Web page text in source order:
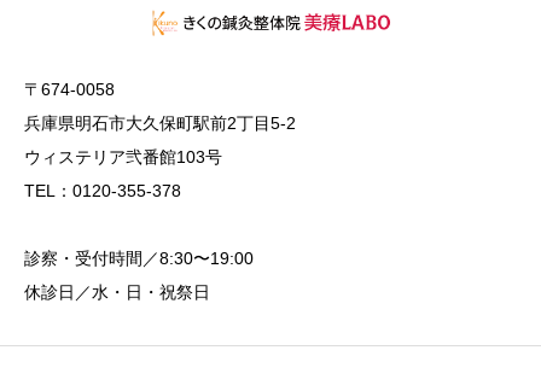
〒674-0058
兵庫県明石市大久保町駅前2丁目5-2
ウィステリア弐番館103号
TEL：0120-355-378
診察・受付時間／8:30〜19:00
休診日／水・日・祝祭日